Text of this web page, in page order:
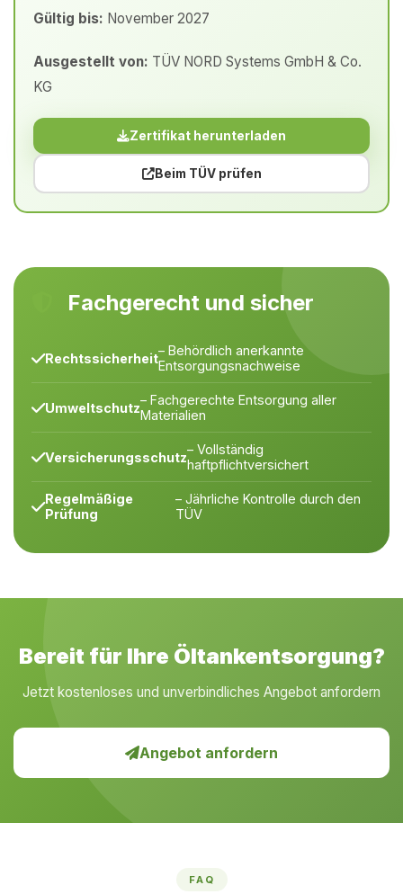
Gültig bis: November 2027
Ausgestellt von: TÜV NORD Systems GmbH & Co.
KG
Zertifikat herunterladen
Beim TÜV prüfen
Fachgerecht und sicher
Rechtssicherheit– Behördlich anerkannte
Entsorgungsnachweise
Umweltschutz– Fachgerechte Entsorgung aller
Materialien
Versicherungsschutz– Vollständig
haftpflichtversichert
Regelmäßige
Prüfung
– Jährliche Kontrolle durch den
TÜV
Bereit für Ihre Öltankentsorgung?
Jetzt kostenloses und unverbindliches Angebot anfordern
Angebot anfordern
FAQ